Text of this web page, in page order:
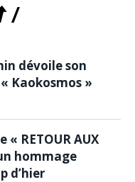
/
dévoile son
Kaokosmos »
« RETOUR AUX
hommage
d’hier